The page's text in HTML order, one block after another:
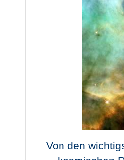
Von den